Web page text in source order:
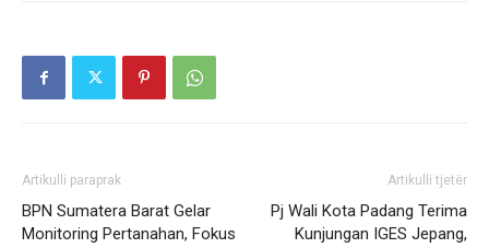
Artikulli paraprak
BPN Sumatera Barat Gelar
Monitoring Pertanahan, Fokus
Artikulli tjetër
Pj Wali Kota Padang Terima
Kunjungan IGES Jepang,